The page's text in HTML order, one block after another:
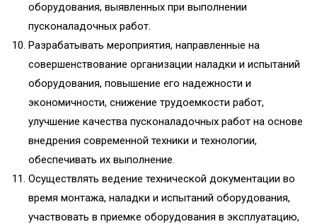
оборудования, выявленных при выполнении
пусконаладочных работ.
Разрабатывать мероприятия, направленные на
совершенствование организации наладки и испытаний
оборудования, повышение его надежности и
экономичности, снижение трудоемкости работ,
улучшение качества пусконаладочных работ на основе
внедрения современной техники и технологии,
обеспечивать их выполнение.
Осуществлять ведение технической документации во
время монтажа, наладки и испытаний оборудования,
участвовать в приемке оборудования в эксплуатацию,